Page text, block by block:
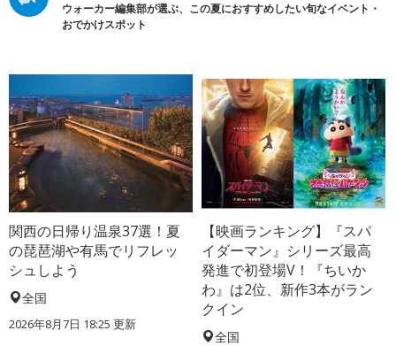
ウォーカー編集部が選ぶ、この夏におすすめしたい旬なイベント・
おでかけスポット
関西の日帰り温泉37選！夏
の琵琶湖や有馬でリフレッ
シュしよう
全国
2026年8月7日 18:25 更新
【映画ランキング】『スパ
イダーマン』シリーズ最高
発進で初登場V！『ちいか
わ』は2位、新作3本がラン
クイン
全国